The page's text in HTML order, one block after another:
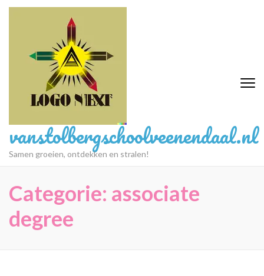
Ga
vanstolbergschoolveenendaal.nl
Samen groeien, ontdekken en stralen!
Categorie: associate
degree